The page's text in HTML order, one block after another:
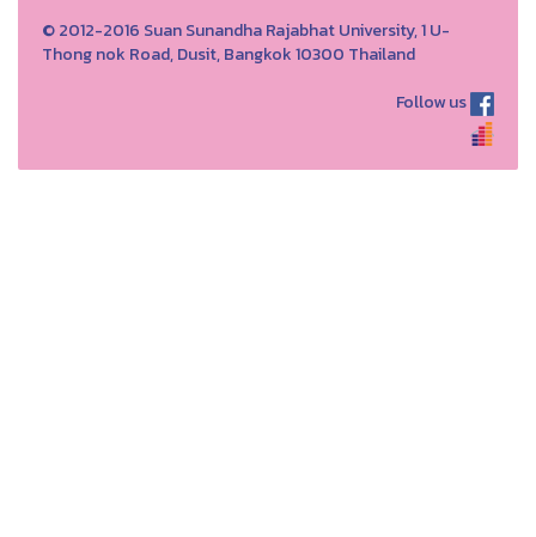
© 2012-2016 Suan Sunandha Rajabhat University, 1 U-
Thong nok Road, Dusit, Bangkok 10300 Thailand
Follow us